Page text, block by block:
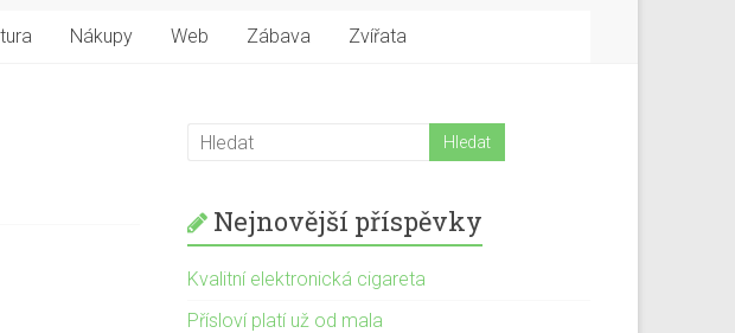
Nákupy Web Zábava Zvířata
Nejnovější příspěvky
Kvalitní elektronická cigareta
Přísloví platí už od mala